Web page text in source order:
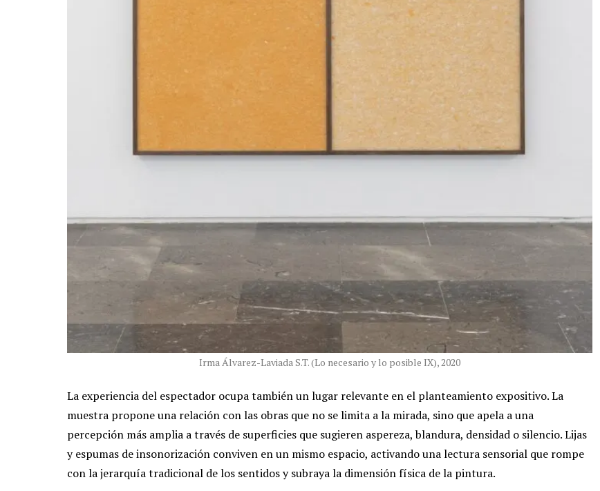
Irma Álvarez-Laviada S.T. (Lo necesario y lo posible IX), 2020
La experiencia del espectador ocupa también un lugar relevante en el planteamiento expositivo. La
muestra propone una relación con las obras que no se limita a la mirada, sino que apela a una
percepción más amplia a través de superficies que sugieren aspereza, blandura, densidad o silencio. Lijas
y espumas de insonorización conviven en un mismo espacio, activando una lectura sensorial que rompe
con la jerarquía tradicional de los sentidos y subraya la dimensión física de la pintura.